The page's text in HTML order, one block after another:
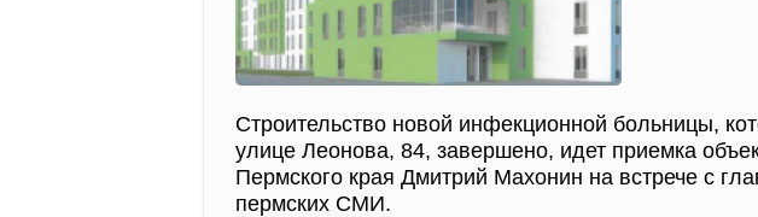
Строительство новой инфекционной больницы,
улице Леонова, 84, завершено, идет приемка
Пермского края Дмитрий Махонин на встрече с
пермских СМИ.